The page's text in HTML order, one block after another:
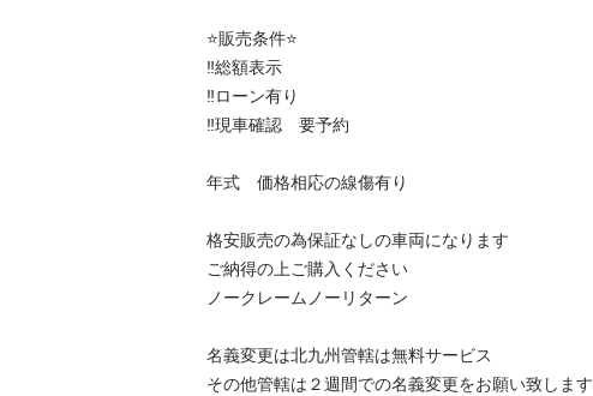
⭐️販売条件⭐️
‼️総額表示
‼️ローン有り
‼️現車確認　要予約
年式　価格相応の線傷有り
格安販売の為保証なしの車両になります
ご納得の上ご購入ください
ノークレームノーリターン
名義変更は北九州管轄は無料サービス
その他管轄は２週間での名義変更をお願い致します